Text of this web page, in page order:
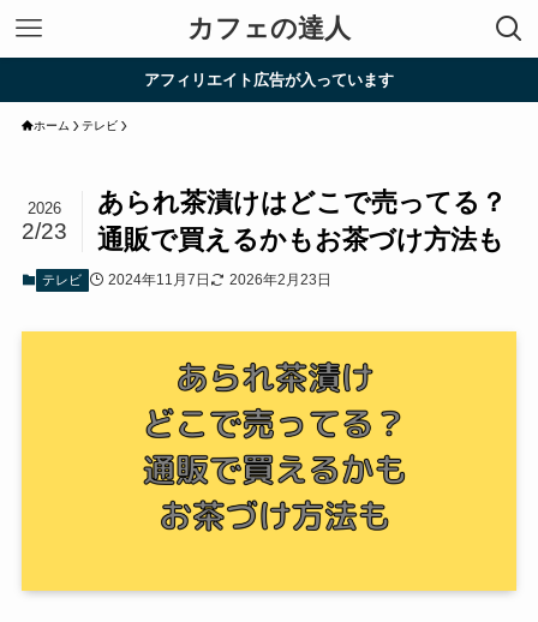
カフェの達人
アフィリエイト広告が入っています
ホーム テレビ
あられ茶漬けはどこで売ってる？
通販で買えるかもお茶づけ方法も
2026
2/23
テレビ 2024年11月7日 2026年2月23日